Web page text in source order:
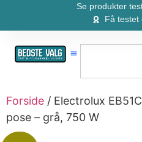
Se produkter
Få testet
Forside / Electrolux
pose – grå, 750 W